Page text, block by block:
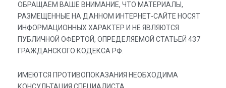
ОБРАЩАЕМ ВАШЕ ВНИМАНИЕ, ЧТО МАТЕРИАЛЫ,
РАЗМЕЩЕННЫЕ НА ДАННОМ ИНТЕРНЕТ-САЙТЕ НОСЯТ
ИНФОРМАЦИОННЫХ ХАРАКТЕР И НЕ ЯВЛЯЮТСЯ
ПУБЛИЧНОЙ ОФЕРТОЙ, ОПРЕДЕЛЯЕМОЙ СТАТЬЕЙ 437
ГРАЖДАНСКОГО КОДЕКСА РФ.
ИМЕЮТСЯ ПРОТИВОПОКАЗАНИЯ НЕОБХОДИМА